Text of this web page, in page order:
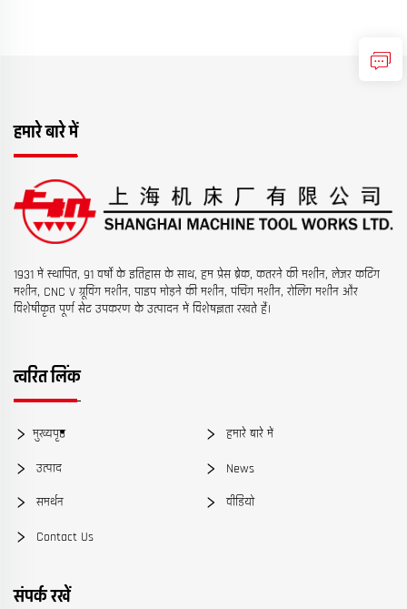
हमारे बारे में
1931 में स्थापित, 91 वर्षों के इतिहास के साथ, हम प्रेस ब्रेक, कतरने की मशीन, लेजर कटिंग
मशीन, CNC V ग्रूविंग मशीन, पाइप मोड़ने की मशीन, पंचिंग मशीन, रोलिंग मशीन और
विशेषीकृत पूर्ण सेट उपकरण के उत्पादन में विशेषज्ञता रखते हैं।
त्वरित लिंक
मुख्यपृष्ठ हमारे बारे में
उत्पाद News
समर्थन वीडियो
Contact Us
संपर्क रखें